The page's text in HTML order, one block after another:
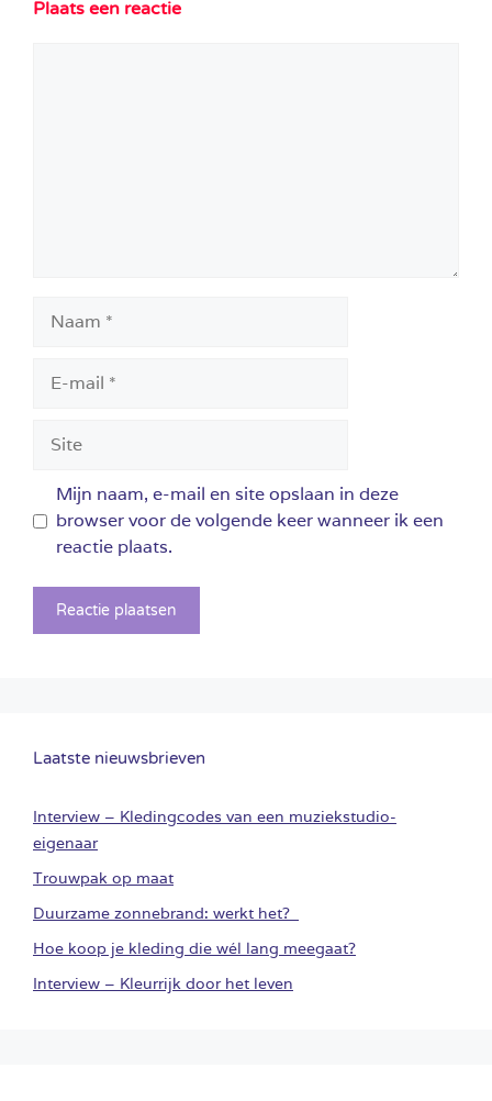
Plaats een reactie
mail
Mijn naam, e-mail en site opslaan in deze
browser voor de volgende keer wanneer ik een
reactie plaats.
Laatste nieuwsbrieven
Interview – Kledingcodes van een muziekstudio-
eigenaar
Trouwpak op maat
Duurzame zonnebrand: werkt het?
Hoe koop je kleding die wél lang meegaat?
Interview – Kleurrijk door het leven